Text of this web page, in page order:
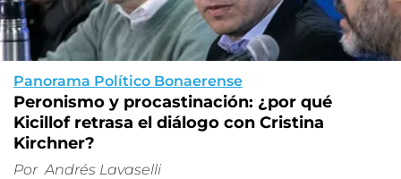
Panorama Político Bonaerense
Peronismo y procastinación: ¿por qué
Kicillof retrasa el diálogo con Cristina
Kirchner?
Por Andrés Lavaselli